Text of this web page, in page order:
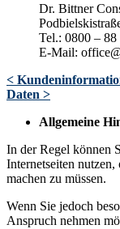
Dr. Bittner
Tel.: 0800 – 88
E-Mail:
<
Daten >
Allgemeine
In der Regel können
Internetseiten nutzen,
machen zu müssen.
Wenn Sie jedoch
Anspruch nehmen